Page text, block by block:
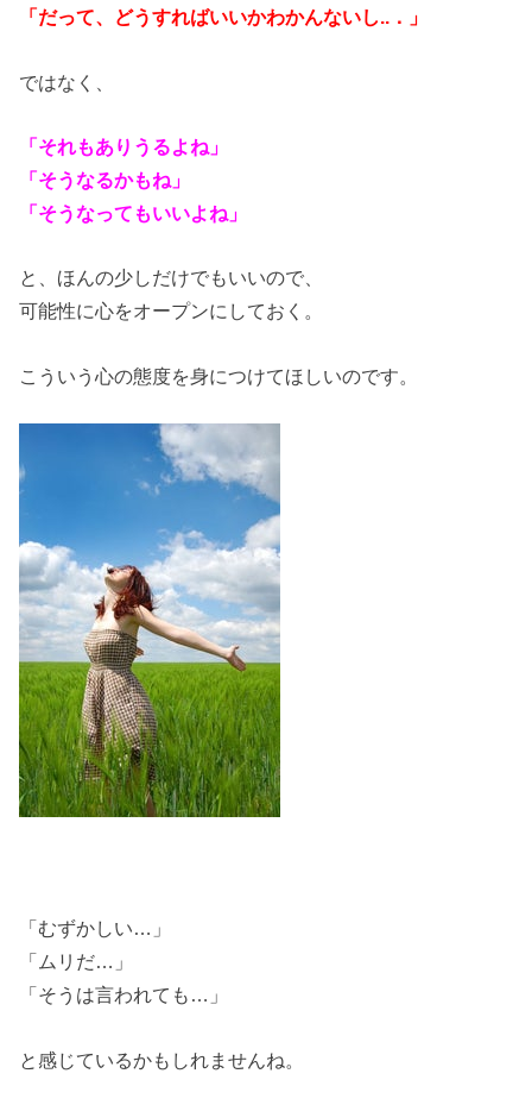
「だって、どうすればいいかわかんないし..．」
ではなく、
「それもありうるよね」
「そうなるかもね」
「そうなってもいいよね」
と、ほんの少しだけでもいいので、
可能性に心をオープンにしておく。
こういう心の態度を身につけてほしいのです。
「むずかしい…」
「ムリだ…」
「そうは言われても…」
と感じているかもしれませんね。